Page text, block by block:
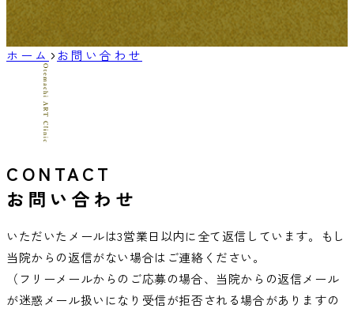
ホーム お問い合わせ
CONTACT
お問い合わせ
いただいたメールは3営業日以内に全て返信しています。もし
当院からの返信がない場合はご連絡ください。
（フリーメールからのご応募の場合、当院からの返信メール
が迷惑メール扱いになり受信が拒否される場合がありますの